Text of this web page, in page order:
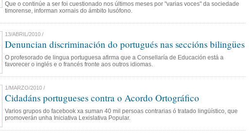
Que o continúe a ser foi cuestionado nos últimos meses por "varias voces" da sociedade
timorense, informan xornais do ámbito lusófono.
13/ABRIL/2010 /
Denuncian discriminación do portugués nas seccións bilingües
O profesorado de lingua portuguesa afirma que a Consellaría de Educación está a
favorecer o inglés e o francés fronte aos outros idiomas.
1/MARZO/2010 /
Cidadáns portugueses contra o Acordo Ortográfico
Varios grupos do facebook xa suman 40 mil persoas contrarias ó tratado lingüístico, que
promoverán unha Iniciativa Lexislativa Popular.